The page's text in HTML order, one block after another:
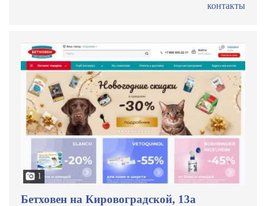
контакты
1
Бетховен на Кировоградской, 13а